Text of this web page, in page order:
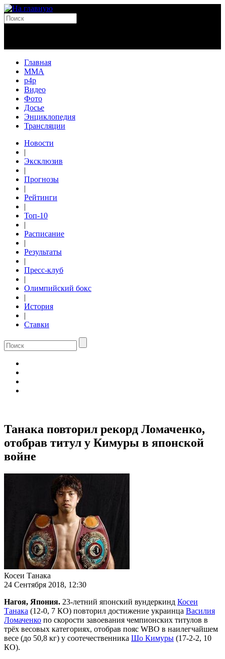
Главная
MMA
p4p
Видео
Фото
Досье
Энциклопедия
Трансляции
Новости
|
Эксклюзив
|
Прогнозы
|
Рейтинги
|
Топ-10
|
Расписание
|
Результаты
|
Пресс-клуб
|
Олимпийский бокс
|
История
|
Ставки
Танака повторил рекорд Ломаченко,
отобрав титул у Кимуры в японской
войне
Косеи Танака
24 Сентября 2018, 12:30
Нагоя, Япония. 23-летний японский вундеркинд Косеи
Танака (12-0, 7 КО) повторил достижение украинца Василия
Ломаченко по скорости завоевания чемпионских титулов в
трёх весовых категориях, отобрав пояс WBO в наилегчайшем
весе (до 50,8 кг) у соотечественника Шо Кимуры (17-2-2, 10
КО).